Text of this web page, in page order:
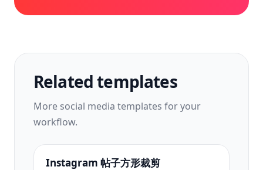
Related templates
More social media templates for your
workflow.
Instagram 帖子方形裁剪